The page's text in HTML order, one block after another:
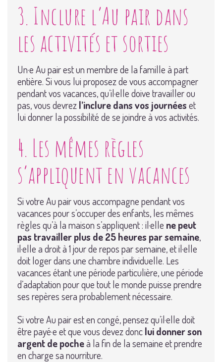
3. Inclure l’Au pair dans
les activités et sorties
Un·e Au pair est un membre de la famille à part
entière. Si vous lui proposez de vous accompagner
pendant vos vacances, qu’il·elle doive travailler ou
pas, vous devrezl’inclure dans vos journéeset
lui donner la possibilité de se joindre à vos activités.
4. Les mêmes règles
s’appliquent en vacances
Si votre Au pair vous accompagne pendant vos
vacances pour s’occuper des enfants, les mêmes
règles qu’à la maison s’appliquent : il·elle ne peut
pas travailler plus de 25 heures par semaine,
il·elle a droit à 1 jour de repos par semaine, et il·elle
doit loger dans une chambre individuelle. Les
vacances étant une période particulière, une période
d’adaptation pour que tout le monde puisse prendre
ses repères sera probablement nécessaire.
Si votre Au pair est en congé, pensez qu’il·elle doit
être payé·e et que vous devez donclui donner son
argent de pocheà la fin de la semaine et prendre
en charge sa nourriture.